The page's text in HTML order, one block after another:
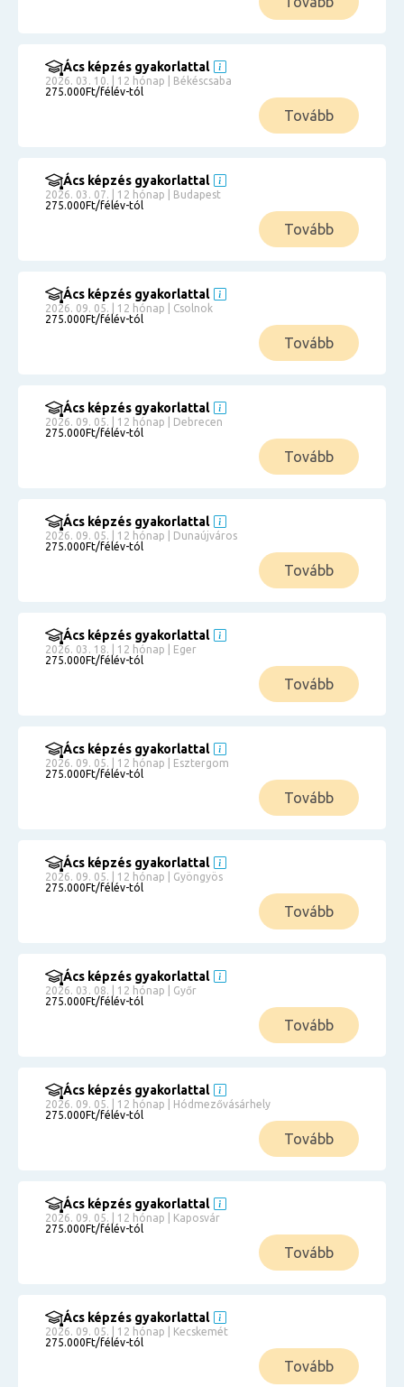
Ács képzés gyakorlattal
2026. 03. 10. | 12 hónap | Békéscsaba
275.000Ft/félév-tól
Tovább
Ács képzés gyakorlattal
2026. 03. 07. | 12 hónap | Budapest
275.000Ft/félév-tól
Tovább
Ács képzés gyakorlattal
2026. 09. 05. | 12 hónap | Csolnok
275.000Ft/félév-tól
Tovább
Ács képzés gyakorlattal
2026. 09. 05. | 12 hónap | Debrecen
275.000Ft/félév-tól
Tovább
Ács képzés gyakorlattal
2026. 09. 05. | 12 hónap | Dunaújváros
275.000Ft/félév-tól
Tovább
Ács képzés gyakorlattal
2026. 03. 18. | 12 hónap | Eger
275.000Ft/félév-tól
Tovább
Ács képzés gyakorlattal
2026. 09. 05. | 12 hónap | Esztergom
275.000Ft/félév-tól
Tovább
Ács képzés gyakorlattal
2026. 09. 05. | 12 hónap | Gyöngyös
275.000Ft/félév-tól
Tovább
Ács képzés gyakorlattal
2026. 03. 08. | 12 hónap | Győr
275.000Ft/félév-tól
Tovább
Ács képzés gyakorlattal
2026. 09. 05. | 12 hónap | Hódmezővásárhely
275.000Ft/félév-tól
Tovább
Ács képzés gyakorlattal
2026. 09. 05. | 12 hónap | Kaposvár
275.000Ft/félév-tól
Tovább
Ács képzés gyakorlattal
2026. 09. 05. | 12 hónap | Kecskemét
275.000Ft/félév-tól
Tovább